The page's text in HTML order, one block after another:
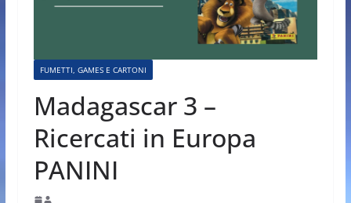
FUMETTI, GAMES E CARTONI
Madagascar 3 –
Ricercati in Europa
PANINI